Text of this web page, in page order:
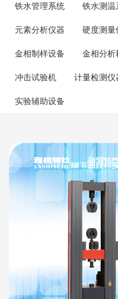
铁水管理系统 铁水测温
元素分析仪器 硬度测量
金相制样设备 金相分析
冲击试验机 计量检测仪
实验辅助设备